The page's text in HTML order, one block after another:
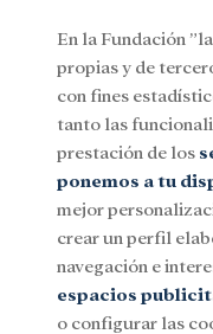
Menu
SocialInvestigación y
En la Fundación
propias y de
con fines
tanto las
prestación de los
ponemos a tu
mejor
crear un perfil
navegación e
espacios
o configurar las